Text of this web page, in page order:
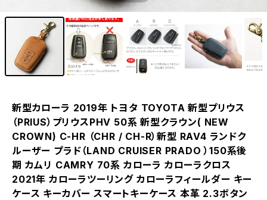
新型カローラ 2019年 トヨタ TOYOTA 新型プリウス
（PRIUS）プリウスPHV 50系 新型クラウン( NEW
CROWN) C-HR （CHR / CH-R）新型 RAV4 ランドク
ルーザー プラド（LAND CRUISER PRADO ）150系後
期 カムリ CAMRY 70系 カローラ カローラクロス
2021年 カローラツーリング カローラフィールダー キー
ケース キーカバー スマートキーケース 本革 2.3ボタン